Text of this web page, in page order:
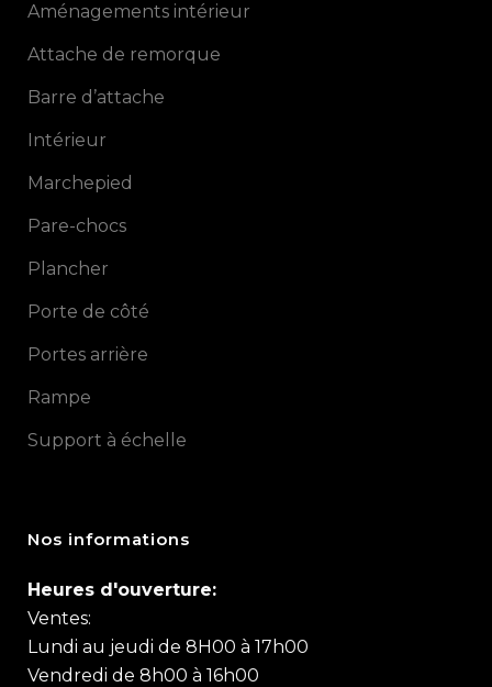
Aménagements intérieur
Attache de remorque
Barre d’attache
Intérieur
Marchepied
Pare-chocs
Plancher
Porte de côté
Portes arrière
Rampe
Support à échelle
Nos informations
Heures d'ouverture:
Ventes:
Lundi au jeudi de 8H00 à 17h00
Vendredi de 8h00 à 16h00